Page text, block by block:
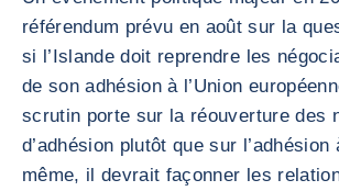
référendum prévu en août sur la
si l’Islande doit reprendre les
de son adhésion à l’Union
scrutin porte sur la réouverture des
d’adhésion plutôt que sur l’adhésion
même, il devrait façonner les